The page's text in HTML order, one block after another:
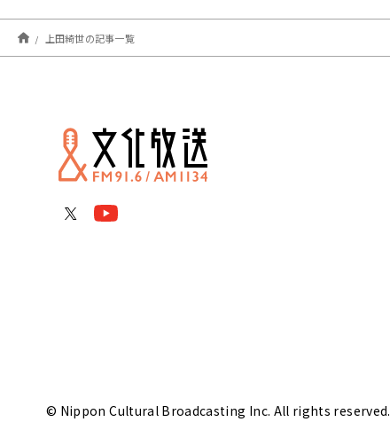
上田綺世の記事一覧
© Nippon Cultural Broadcasting Inc. All rights reserved.